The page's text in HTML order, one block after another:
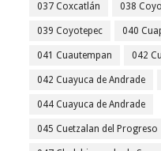
037 Coxcatlán 038
039 Coyotepec 040
041 Cuautempan 042
042 Cuayuca de Andrade
044 Cuayuca de Andrade
045 Cuetzalan del Progreso